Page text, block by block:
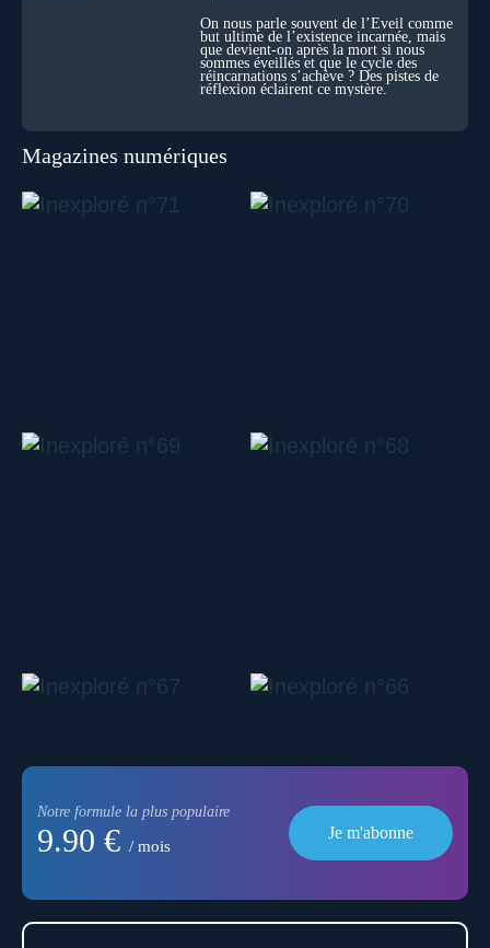
On nous parle souvent de l’Éveil comme
but ultime de l’existence incarnée, mais
que devient-on après la mort si nous
sommes éveillés et que le cycle des
réincarnations s’achève ? Des pistes de
réflexion éclairent ce mystère.
Magazines numériques
Notre formule la plus populaire
9.90 € / mois
Je m'abonne